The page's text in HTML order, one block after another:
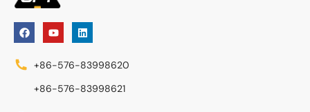
+86-576-83998620
+86-576-83998621